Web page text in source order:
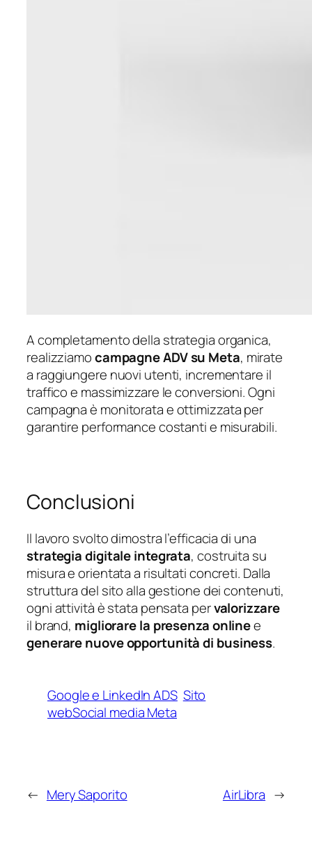
A completamento della strategia organica,
realizziamocampagne ADV su Meta, mirate
a raggiungere nuovi utenti, incrementare il
traffico e massimizzare le conversioni. Ogni
campagna è monitorata e ottimizzata per
garantire performance costanti e misurabili.
Conclusioni
Il lavoro svolto dimostra l’efficacia di una
strategia digitale integrata, costruita su
misura e orientata a risultati concreti. Dalla
struttura del sito alla gestione dei contenuti,
ogni attività è stata pensata pervalorizzare
il brand, migliorare la presenza onlinee
generare nuove opportunità di business.
Google e LinkedIn ADS Sito
webSocial media Meta
← Mery Saporito AirLibra →